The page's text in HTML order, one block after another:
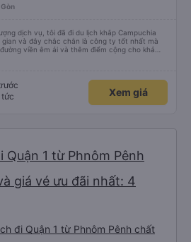
dịch vụ, tôi đã đi du lịch khắp Campuchia
và đây chắc chắn là công ty tốt nhất mà
viền êm ái và thêm điểm cộng cho khả
hiểu mọi chuyện xảy ra ở biên giới, với hộ
Xem giá
1 từ Phnôm Pênh
giá vé ưu đãi nhất: 4
đi Quận 1 từ Phnôm Pênh chất